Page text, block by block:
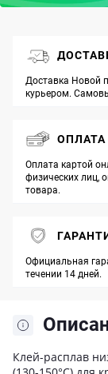
Клей-расплав
Доставка Новой
курьером.
ОПЛАТА
Оплата картой
физических лиц,
товара.
Официальная
течении 14 дней.